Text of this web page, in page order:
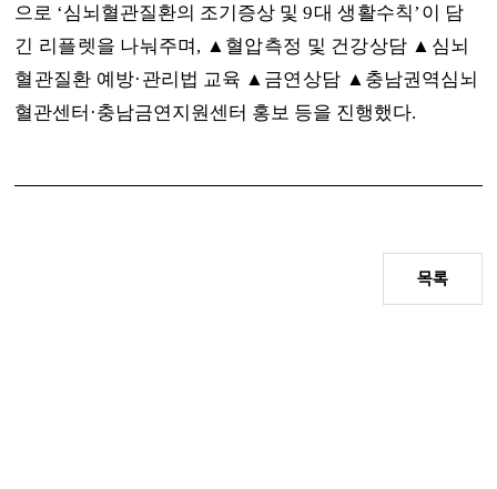
으로 ‘심뇌혈관질환의 조기증상 및9대 생활수칙’ 이 담
긴 리플렛을 나눠주며 , ▲ 혈압측정 및 건강상담 ▲ 심뇌
혈관질환 예방· 관리법 교육 ▲ 금연상담 ▲ 충남권역심뇌
혈관센터 ·충남금연지원센터 홍보 등을 진행했다.
목록